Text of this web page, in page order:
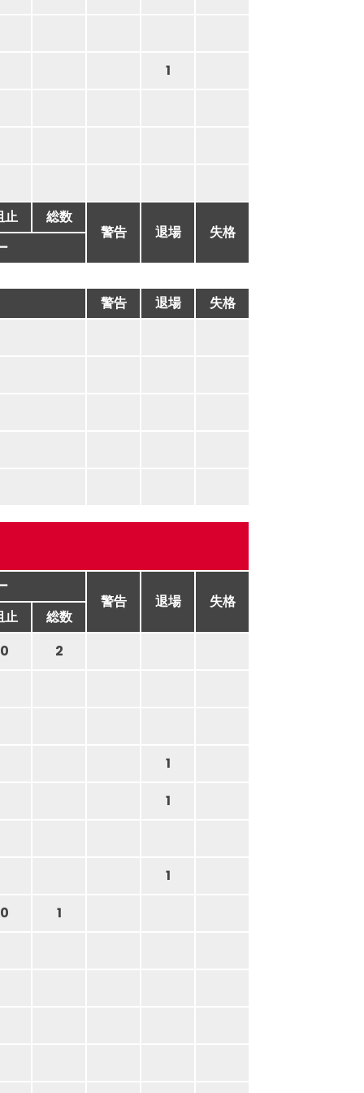
1
止
総数
警告
退場
失格
警告 退場
失格
警告
退場
失格
止
総数
0
2
1
1
1
0
1